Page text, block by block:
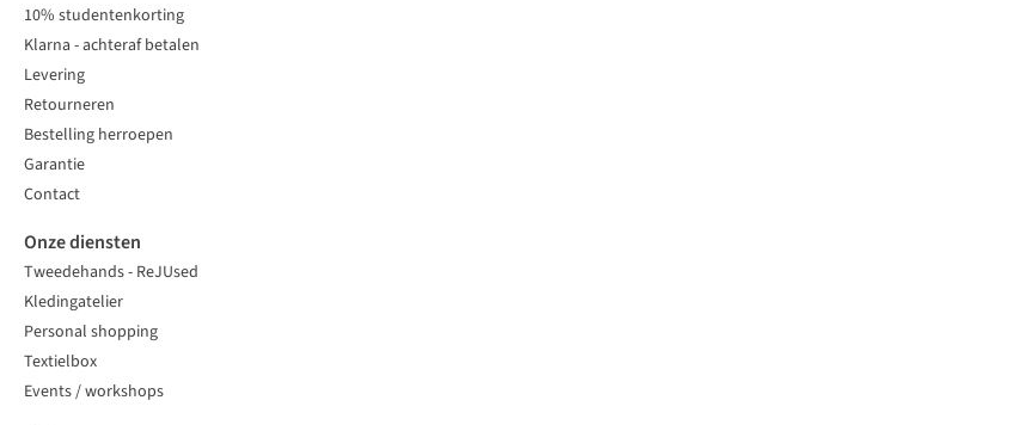
10% studentenkorting
Klarna - achteraf betalen
Levering
Retourneren
Bestelling herroepen
Garantie
Contact
Onze diensten
Tweedehands - ReJUsed
Kledingatelier
Personal shopping
Textielbox
Events / workshops